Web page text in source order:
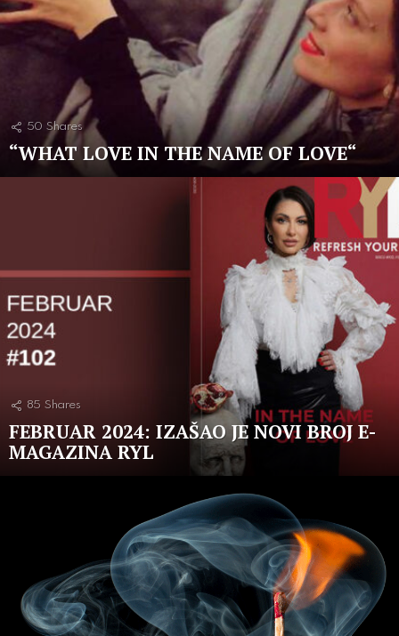
50 Shares
“WHAT LOVE IN THE NAME OF LOVE“
85 Shares
FEBRUAR 2024: IZAŠAO JE NOVI BROJ E-
MAGAZINA RYL